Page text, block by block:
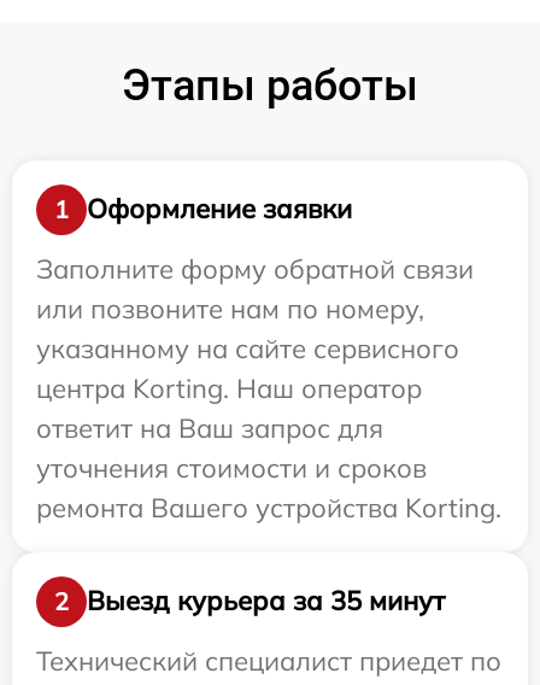
Этапы работы
1
Оформление заявки
Заполните форму обратной связи
или позвоните нам по номеру,
указанному на сайте сервисного
центра Korting. Наш оператор
ответит на Ваш запрос для
уточнения стоимости и сроков
ремонта Вашего устройства Korting.
2
Выезд курьера за 35 минут
Технический специалист приедет по